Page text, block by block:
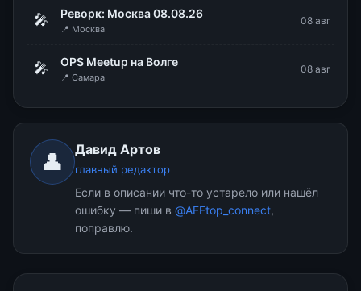
🎤 Реворк: Москва 08.08.26
📍 Москва
08 авг
🎤 OPS Meetup на Волге
📍 Самара
08 авг
👤 Давид Артов
главный редактор
Если в описании что-то устарело или нашёл
ошибку — пиши в @AFFtop_connect,
поправлю.